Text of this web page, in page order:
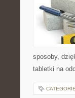
sposoby,
tabletki na